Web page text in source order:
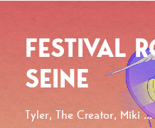
FESTIVAL
SEINE
Tyler, The Creator, Miki ...